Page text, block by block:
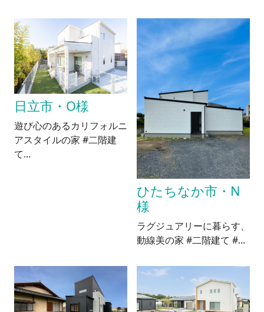
日立市・O様
遊び心のあるカリフォルニ
アスタイルの家 #二階建
て...
ひたちなか市・N
様
ラグジュアリーに暮らす、
動線美の家 #二階建て #...